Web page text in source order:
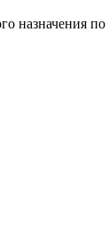
назначения